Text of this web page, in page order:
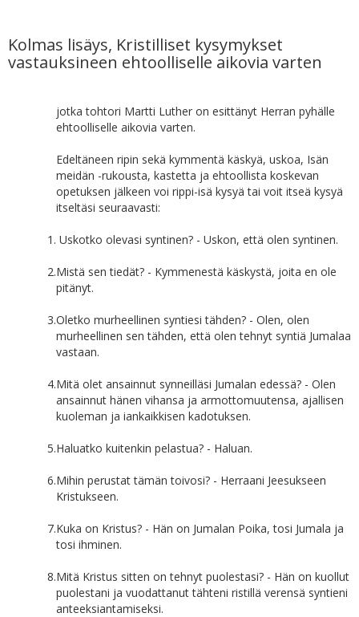
Kolmas lisäys, Kristilliset kysymykset
vastauksineen ehtoolliselle aikovia varten
jotka tohtori Martti Luther on esittänyt Herran pyhälle
ehtoolliselle aikovia varten.
Edeltäneen ripin sekä kymmentä käskyä, uskoa, Isän
meidän -rukousta, kastetta ja ehtoollista koskevan
opetuksen jälkeen voi rippi-isä kysyä tai voit itseä kysyä
itseltäsi seuraavasti:
1. Uskotko olevasi syntinen? - Uskon, että olen syntinen.
2.Mistä sen tiedät? - Kymmenestä käskystä, joita en ole
pitänyt.
3.Oletko murheellinen syntiesi tähden? - Olen, olen
murheellinen sen tähden, että olen tehnyt syntiä Jumalaa
vastaan.
4.Mitä olet ansainnut synneilläsi Jumalan edessä? - Olen
ansainnut hänen vihansa ja armottomuutensa, ajallisen
kuoleman ja iankaikkisen kadotuksen.
5.Haluatko kuitenkin pelastua? - Haluan.
6.Mihin perustat tämän toivosi? - Herraani Jeesukseen
Kristukseen.
7.Kuka on Kristus? - Hän on Jumalan Poika, tosi Jumala ja
tosi ihminen.
8.Mitä Kristus sitten on tehnyt puolestasi? - Hän on kuollut
puolestani ja vuodattanut tähteni ristillä verensä syntieni
anteeksiantamiseksi.